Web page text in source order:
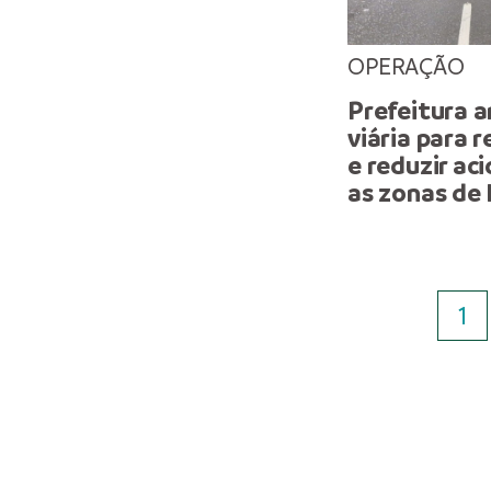
OPERAÇÃO
Prefeitura
viária para
e reduzir
as zonas de
1